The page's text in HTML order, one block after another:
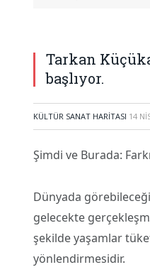
Tarkan
başlıyor.
KÜLTÜR SANAT HARITASI 14
Şimdi ve Burada:
Dünyada
gelecekte
şekilde yaşamlar
yönlendirmesidir.